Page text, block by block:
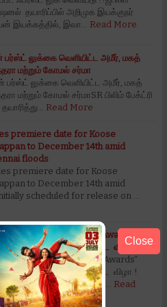
தயாரிப்பில் அறிமுக இயக்குநர்
இயக்கத்தில், இவா… Read More
பர்ஸ்ட் லுக்கை வெளியிட்ட அமீர், மகத்
மற்றும் கோமல் சர்மா
பர்ஸ்ட் லுக்கை வெளியிட்ட அமீர், மகத்
மற்றும் கோமல் சர்மாSR பிலிம் பேக்ட்ரி
Read More
premiere date for Koose
to December 14th amid
floods
premiere date for Koose
to December 14th amid
scheduled for release on …
Steps 2023 Kollywood Awards“
கௌரவிக்கும் பிரம்மாண்ட விழா !
Steps 2023 Kollywood Awards“
கௌரவிக்கும் பிரம்மாண்ட விழா !
பணியாற்றிய மூத்த நடனக் க… Read
Close